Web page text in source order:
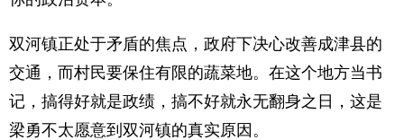
双河镇正处于矛盾的焦点，政府下决心改善成津县的
交通，而村民要保住有限的蔬菜地。在这个地方当书
记，搞得好就是政绩，搞不好就永无翻身之日，这是
梁勇不太愿意到双河镇的真实原因。